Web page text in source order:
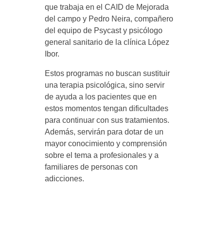
p
s
i
c
o
l
ó
que trabaja en el CAID de Mejorada
del campo y Pedro Neira, compañero
del equipo de Psycast y psicólogo
general sanitario de la clínica López
Ibor.
Estos programas no buscan sustituir
una terapia psicológica, sino servir
de ayuda a los pacientes que en
estos momentos tengan dificultades
para continuar con sus tratamientos.
Además, servirán para dotar de un
mayor conocimiento y comprensión
sobre el tema a profesionales y a
familiares de personas con
adicciones.